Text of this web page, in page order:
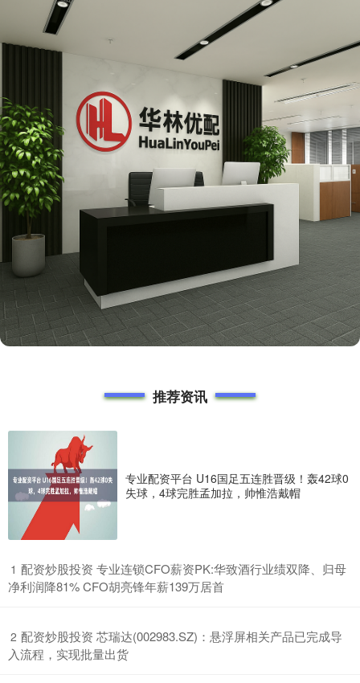
推荐资讯
专业配资平台 U16国足五连胜晋级！轰42球0
失球，4球完胜孟加拉，帅惟浩戴帽
1 ​配资炒股投资 专业连锁CFO薪资PK:华致酒行业绩双降、归母
净利润降81% CFO胡亮锋年薪139万居首
2 ​配资炒股投资 芯瑞达(002983.SZ)：悬浮屏相关产品已完成导
入流程，实现批量出货